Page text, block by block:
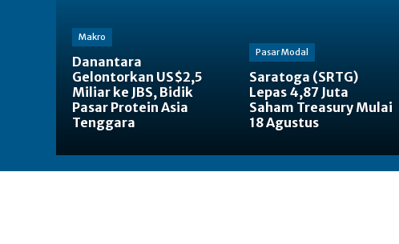
Makro
Danantara
Gelontorkan US$2,5
Miliar ke JBS, Bidik
Pasar Protein Asia
Tenggara
Pasar Modal
Saratoga (SRTG)
Lepas 4,87 Juta
Saham Treasury Mulai
18 Agustus